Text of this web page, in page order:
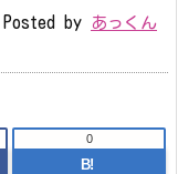
Posted by あっくん
B!
0